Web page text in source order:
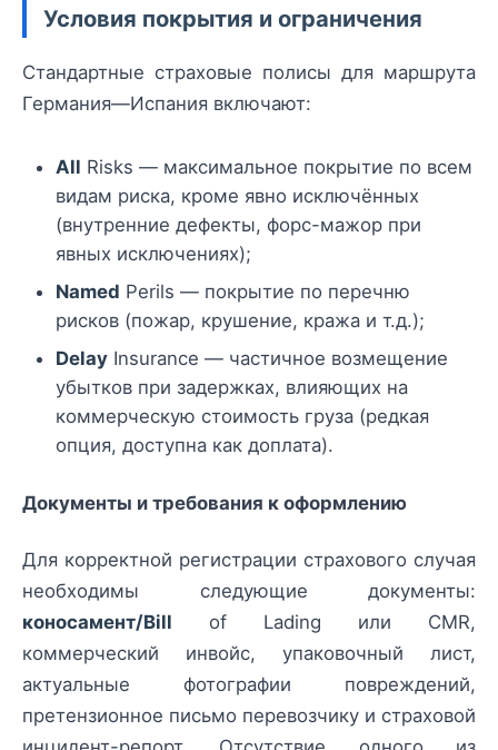
Условия покрытия и ограничения
Стандартные страховые полисы для маршрута
Германия—Испания включают:
All Risks — максимальное покрытие по всем
видам риска, кроме явно исключённых
(внутренние дефекты, форс-мажор при
явных исключениях);
Named Perils — покрытие по перечню
рисков (пожар, крушение, кража и т.д.);
Delay Insurance — частичное возмещение
убытков при задержках, влияющих на
коммерческую стоимость груза (редкая
опция, доступна как доплата).
Документы и требования к оформлению
Для корректной регистрации страхового случая
необходимы следующие документы:
коносамент/Bill of Lading или CMR,
коммерческий инвойс, упаковочный лист,
актуальные фотографии повреждений,
претензионное письмо перевозчику и страховой